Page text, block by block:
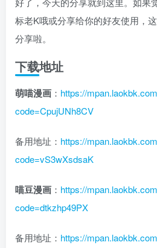
标老K哦或分享给你的好友使用，
分享啦。
下载地址
萌喵漫画 ： https://
code=CpujUNh8CV
备用地址： https://
code=vS3wXsdsaK
喵豆漫画 ： https://
code=dtkzhp49PX
备用地址： https://